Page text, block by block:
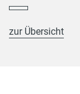
zur Übersicht